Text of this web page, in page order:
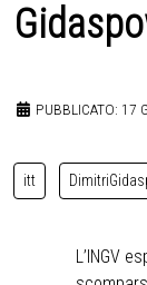
PUBBLICATO: 17
itt
L’INGV